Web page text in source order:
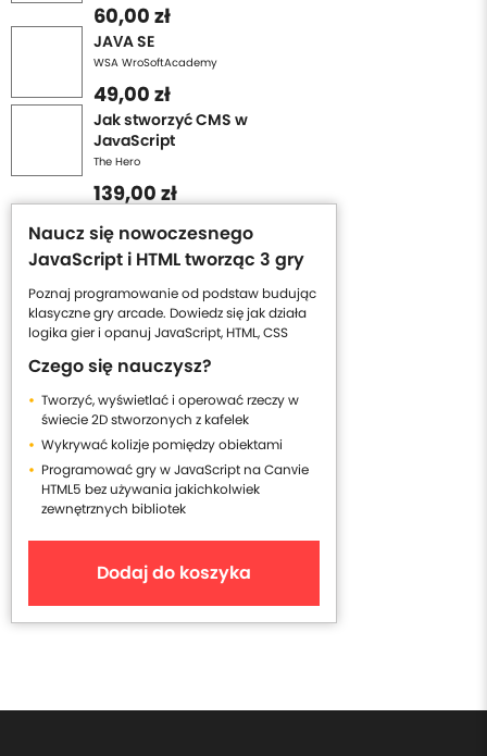
60,00 zł
JAVA SE
WSA WroSoftAcademy
49,00 zł
Jak stworzyć CMS w
JavaScript
The Hero
139,00 zł
Naucz się nowoczesnego
JavaScript i HTML tworząc 3 gry
Poznaj programowanie od podstaw budując
klasyczne gry arcade. Dowiedz się jak działa
logika gier i opanuj JavaScript, HTML, CSS
Czego się nauczysz?
Tworzyć, wyświetlać i operować rzeczy w
świecie 2D stworzonych z kafelek
Wykrywać kolizje pomiędzy obiektami
Programować gry w JavaScript na Canvie
HTML5 bez używania jakichkolwiek
zewnętrznych bibliotek
Dodaj do koszyka